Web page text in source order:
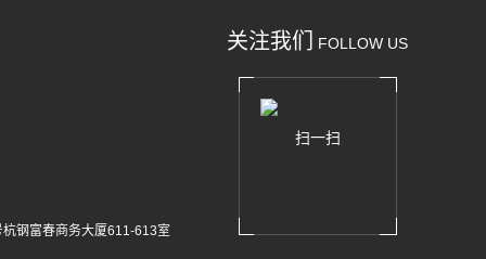
关注我们 FOLLOW US
扫一扫
钢富春商务大厦611-613室